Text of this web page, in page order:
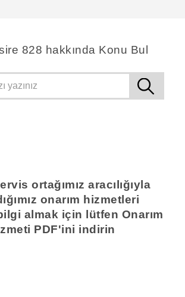
828 hakkında Konu Bul
ortağımız aracılığıyla
onarım hizmetleri
almak için lütfen Onarım
PDF'ini indirin